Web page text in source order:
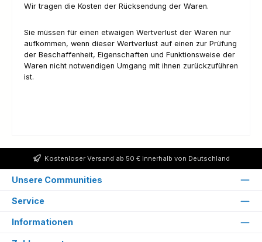
Wir tragen die Kosten der Rücksendung der Waren.
Sie müssen für einen etwaigen Wertverlust der Waren nur
aufkommen, wenn dieser Wertverlust auf einen zur Prüfung
der Beschaffenheit, Eigenschaften und Funktionsweise der
Waren nicht notwendigen Umgang mit ihnen zurückzuführen
ist.
Kostenloser Versand ab 50 € innerhalb von Deutschland
Unsere Communities
Service
Informationen